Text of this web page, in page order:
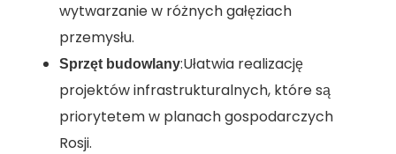
wytwarzanie w różnych gałęziach
przemysłu.
Sprzęt budowlany:Ułatwia realizację
projektów infrastrukturalnych, które są
priorytetem w planach gospodarczych
Rosji.